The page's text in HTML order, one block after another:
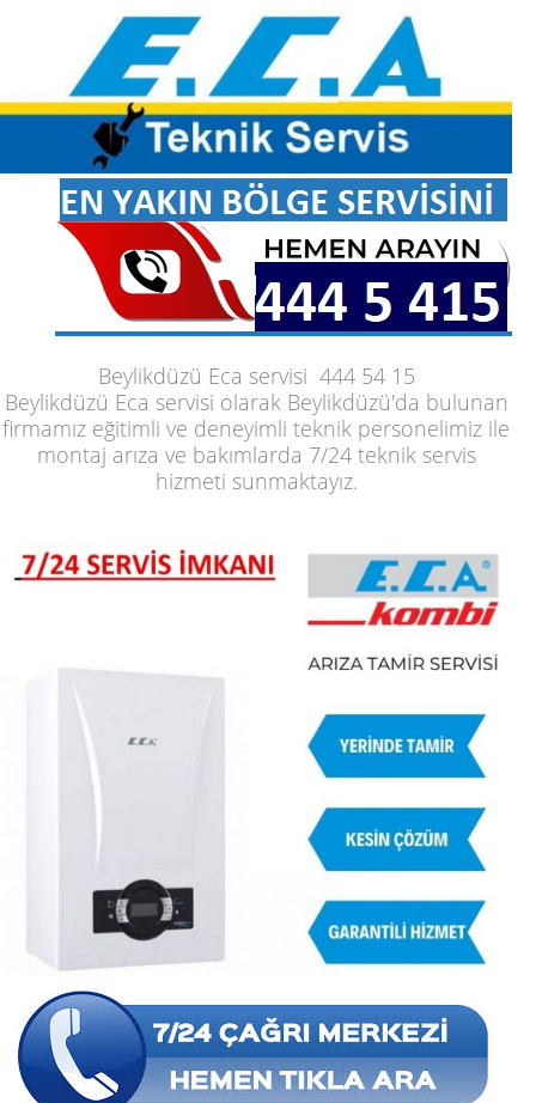
Beylikdüzü Eca servisi 444 54 15
Beylikdüzü Eca servisi olarak Beylikdüzü'da bulunan
firmamız eğitimli ve deneyimli teknik personelimiz ile
montaj arıza ve bakımlarda 7/24 teknik servis
hizmeti sunmaktayız.